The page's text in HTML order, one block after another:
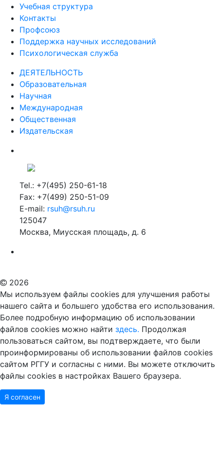
Учебная структура
Контакты
Профсоюз
Поддержка научных исследований
Психологическая служба
ДЕЯТЕЛЬНОСТЬ
Образовательная
Научная
Международная
Общественная
Издательская
Tel.: +7(495) 250-61-18
Fax: +7(499) 250-51-09
E-mail: rsuh@rsuh.ru
125047
Москва, Миусская площадь, д. 6
2026
Мы используем файлы cookies для улучшения работы
нашего сайта и большего удобства его использования.
Более подробную информацию об использовании
файлов cookies можно найти здесь. Продолжая
пользоваться сайтом, вы подтверждаете, что были
проинформированы об использовании файлов cookies
сайтом РГГУ и согласны с ними. Вы можете отключить
файлы cookies в настройках Вашего браузера.
Я согласен